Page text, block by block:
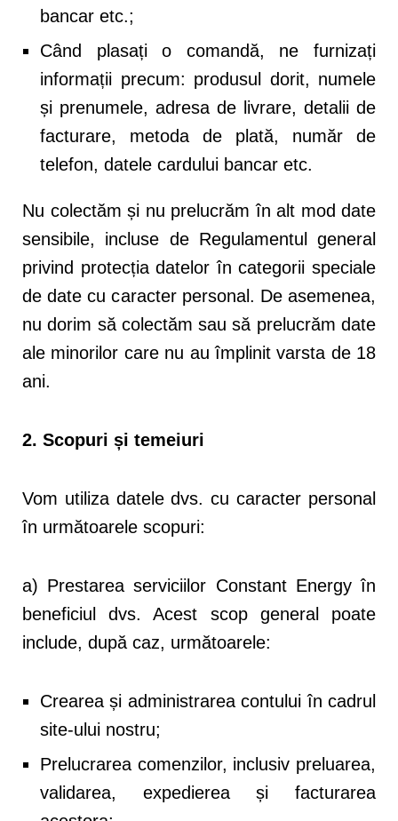
bancar etc.;
Când plasați o comandă, ne furnizați
informații precum: produsul dorit, numele
și prenumele, adresa de livrare, detalii de
facturare, metoda de plată, număr de
telefon, datele cardului bancar etc.
Nu colectăm și nu prelucrăm în alt mod date
sensibile, incluse de Regulamentul general
privind protecția datelor în categorii speciale
de date cu caracter personal. De asemenea,
nu dorim să colectăm sau să prelucrăm date
ale minorilor care nu au împlinit varsta de 18
ani.
2. Scopuri și temeiuri
Vom utiliza datele dvs. cu caracter personal
în următoarele scopuri:
a) Prestarea serviciilor Constant Energy în
beneficiul dvs. Acest scop general poate
include, după caz, următoarele:
Crearea și administrarea contului în cadrul
site-ului nostru;
Prelucrarea comenzilor, inclusiv preluarea,
validarea, expedierea și facturarea